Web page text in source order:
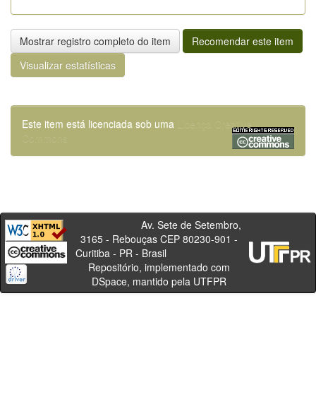
Mostrar registro completo do item
Recomendar este item
Visualizar estatísticas
Este item está licenciada sob uma
Licença Creative
Commons
Av. Sete de Setembro,
3165 - Rebouças CEP 80230-901 -
Curitiba - PR - Brasil
Repositório, implementado com
DSpace, mantido pela UTFPR